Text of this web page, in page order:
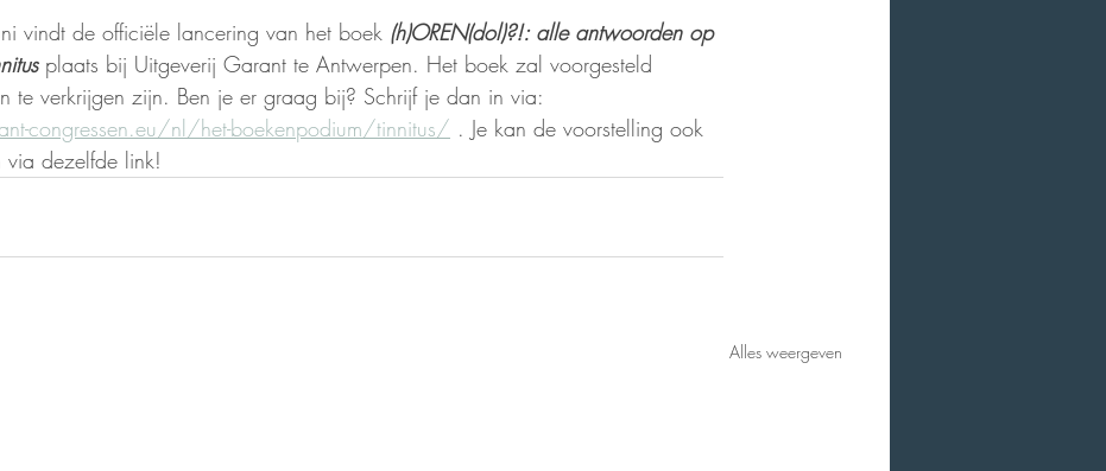
vindt de officiële lancering van het boek (h)OREN(dol)?!: alle antwoorden op
plaats bij Uitgeverij Garant te Antwerpen. Het boek zal voorgesteld
te verkrijgen zijn. Ben je er graag bij? Schrijf je dan in via:
congressen.eu/nl/het-boekenpodium/tinnitus/ . Je kan de voorstelling ook
via dezelfde link!
Alles weergeven